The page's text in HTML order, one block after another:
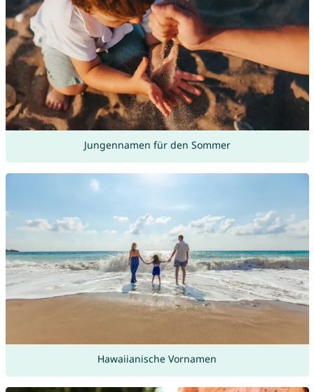
Jungennamen für den Sommer
Hawaiianische Vornamen